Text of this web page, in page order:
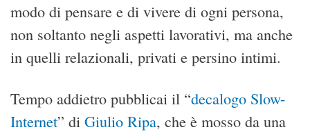
modo di pensare e di vivere di ogni persona,
non soltanto negli aspetti lavorativi, ma anche
in quelli relazionali, privati e persino intimi.
Tempo addietro pubblicai il “decalogo Slow-
Internet” di Giulio Ripa, che è mosso da una